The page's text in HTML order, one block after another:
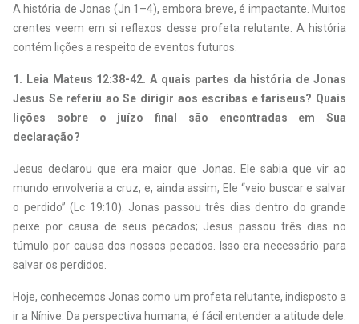
A história de Jonas (Jn 1–4), embora breve, é impactante. Muitos
crentes veem em si reflexos desse profeta relutante. A história
contém lições a respeito de eventos futuros.
1. Leia Mateus 12:38-42. A quais partes da história de Jonas
Jesus Se referiu ao Se dirigir aos escribas e fariseus? Quais
lições sobre o juízo final são encontradas em Sua
declaração?
Jesus declarou que era maior que Jonas. Ele sabia que vir ao
mundo envolveria a cruz, e, ainda assim, Ele “veio buscar e salvar
o perdido” (Lc 19:10). Jonas passou três dias dentro do grande
peixe por causa de seus pecados; Jesus passou três dias no
túmulo por causa dos nossos pecados. Isso era necessário para
salvar os perdidos.
Hoje, conhecemos Jonas como um profeta relutante, indisposto a
ir a Nínive. Da perspectiva humana, é fácil entender a atitude dele: